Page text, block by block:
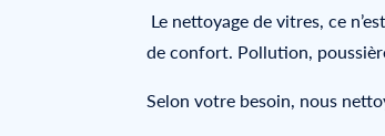
Le nettoyage de vitres, ce
de confort. Pollution,
Selon votre besoin, nous